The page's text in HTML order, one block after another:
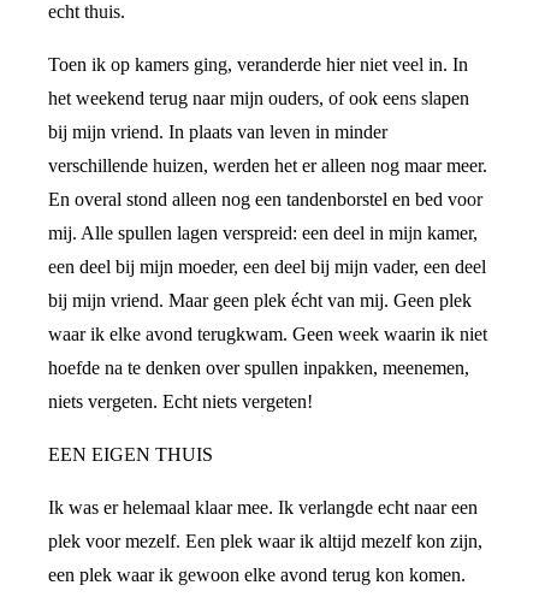
echt thuis.
Toen ik op kamers ging, veranderde hier niet veel in. In
het weekend terug naar mijn ouders, of ook eens slapen
bij mijn vriend. In plaats van leven in minder
verschillende huizen, werden het er alleen nog maar meer.
En overal stond alleen nog een tandenborstel en bed voor
mij. Alle spullen lagen verspreid: een deel in mijn kamer,
een deel bij mijn moeder, een deel bij mijn vader, een deel
bij mijn vriend. Maar geen plek écht van mij. Geen plek
waar ik elke avond terugkwam. Geen week waarin ik niet
hoefde na te denken over spullen inpakken, meenemen,
niets vergeten. Echt niets vergeten!
EEN EIGEN THUIS
Ik was er helemaal klaar mee. Ik verlangde echt naar een
plek voor mezelf. Een plek waar ik altijd mezelf kon zijn,
een plek waar ik gewoon elke avond terug kon komen.